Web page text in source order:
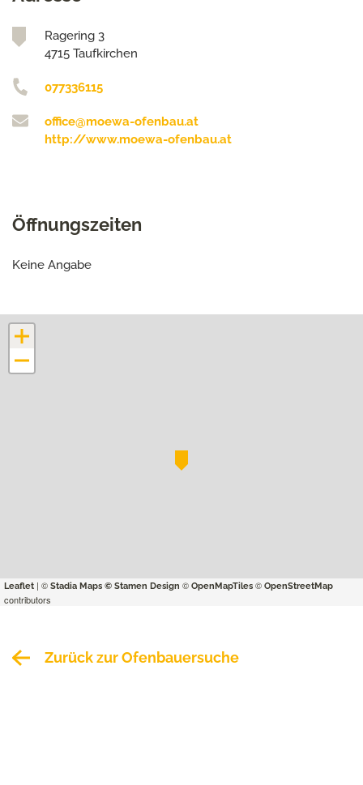
Ragering 3
4715 Taufkirchen
077336115
office@moewa-ofenbau.at
http://www.moewa-ofenbau.at
Öffnungszeiten
Keine Angabe
+
−
Leaflet | © Stadia Maps © Stamen Design © OpenMapTiles © OpenStreetMap
contributors
Zurück zur Ofenbauersuche